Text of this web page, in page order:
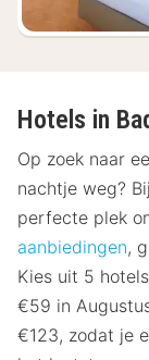
Hotels in
Op zoek naar
nachtje weg?
perfecte plek
aanbiedingen,
Kies uit 5
€59 in
€123, zodat je